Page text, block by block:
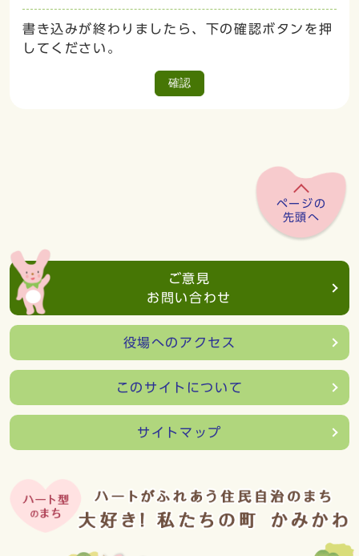
書き込みが終わりましたら、下の確認ボタンを押
してください。
確認
ページの
先頭へ
ご意見
お問い合わせ
役場へのアクセス
このサイトについて
サイトマップ